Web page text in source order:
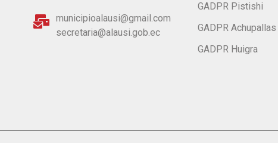
municipioalausi@gmail.com
secretaria@alausi.gob.ec
GADPR Pistishi
GADPR Achupallas
GADPR Huigra